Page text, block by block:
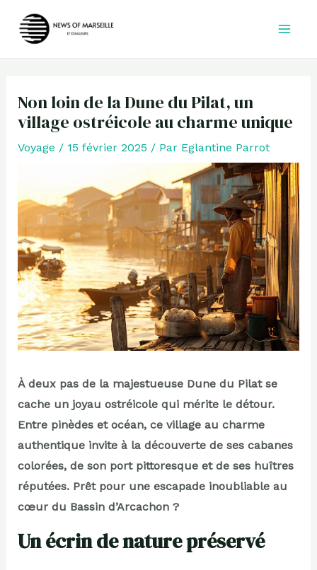
Non loin de la Dune du Pilat, un
village ostréicole au charme unique
Voyage / 15 février 2025 / Par Eglantine Parrot
À deux pas de la majestueuse Dune du Pilat se
cache un joyau ostréicole qui mérite le détour.
Entre pinèdes et océan, ce village au charme
authentique invite à la découverte de ses cabanes
colorées, de son port pittoresque et de ses huîtres
réputées. Prêt pour une escapade inoubliable au
cœur du Bassin d’Arcachon ?
Un écrin de nature préservé